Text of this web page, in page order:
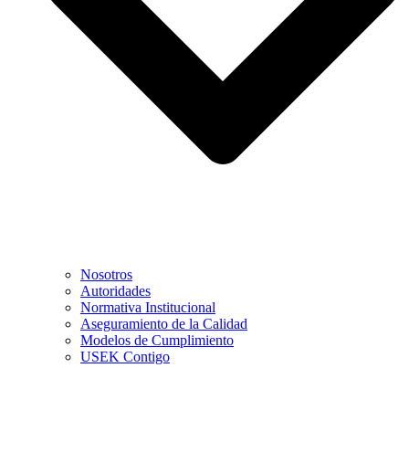
Nosotros
Autoridades
Normativa Institucional
Aseguramiento de la Calidad
Modelos de Cumplimiento
USEK Contigo